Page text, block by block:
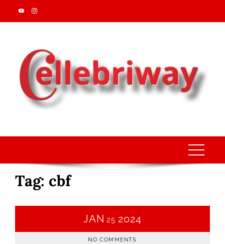
Skip
to
Tag: cbf
JAN 25 2024
NO COMMENTS